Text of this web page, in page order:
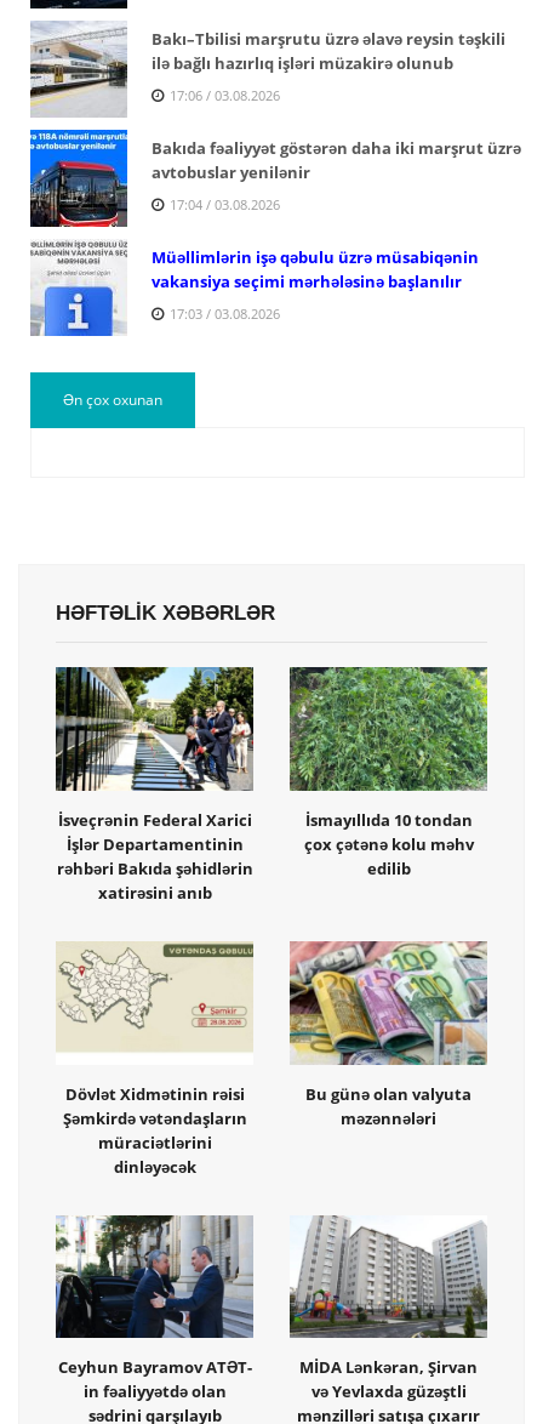
Bakı–Tbilisi marşrutu üzrə əlavə reysin təşkili
ilə bağlı hazırlıq işləri müzakirə olunub
17:06 / 03.08.2026
Bakıda fəaliyyət göstərən daha iki marşrut üzrə
avtobuslar yenilənir
17:04 / 03.08.2026
Müəllimlərin işə qəbulu üzrə müsabiqənin
vakansiya seçimi mərhələsinə başlanılır
17:03 / 03.08.2026
Ən çox oxunan
HƏFTƏLİK XƏBƏRLƏR
İsveçrənin Federal Xarici
İşlər Departamentinin
rəhbəri Bakıda şəhidlərin
xatirəsini anıb
İsmayıllıda 10 tondan
çox çətənə kolu məhv
edilib
Dövlət Xidmətinin rəisi
Şəmkirdə vətəndaşların
müraciətlərini
dinləyəcək
Bu günə olan valyuta
məzənnələri
Ceyhun Bayramov ATƏT-
in fəaliyyətdə olan
sədrini qarşılayıb
MİDA Lənkəran, Şirvan
və Yevlaxda güzəştli
mənzilləri satışa çıxarır